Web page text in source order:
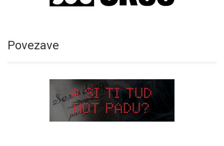
Povezave